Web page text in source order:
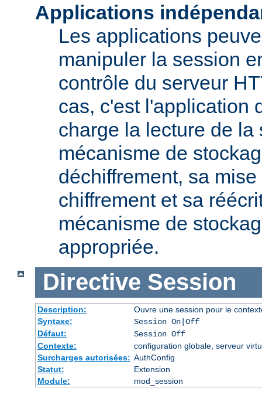
Applications
Les applications
manipuler la session
contrôle du serveur
cas, c'est l'application
charge la lecture de
mécanisme de
déchiffrement, sa
chiffrement et sa
mécanisme de
appropriée.
Directive Session
Description:
Ouvre une session pour le
Syntaxe:
Session On|Off
Défaut:
Session Off
Contexte:
configuration globale, serveur
Surcharges autorisées: AuthConfig
Statut:
Extension
Module:
mod_session